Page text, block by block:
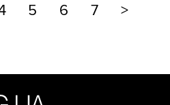
5 6 7 >